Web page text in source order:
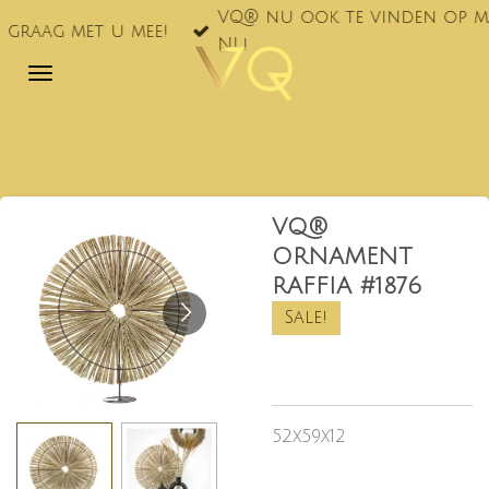
Ga
naar
u mee!
VQ® nu ook te vinden op markten
VQ®
ORNAMENT
RAFFIA #1876
Sale!
52x59x12